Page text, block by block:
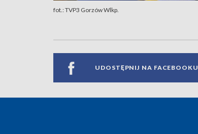
fot.: TVP3 Gorzów Wlkp.
UDOSTĘPNIJ NA FACEBOOKU